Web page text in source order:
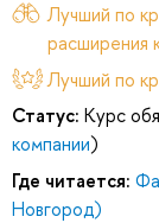
Лучший по
расширения
Лучший по
Статус: Курс
компании)
Где читается:
Новгород)